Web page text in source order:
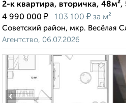
2-к квартира, вторичка, 48м²,
4 990 000 ₽ 103 100 ₽ за м²
Советский район, мкр. Весёлая
Агентство, 06.07.2026
‹